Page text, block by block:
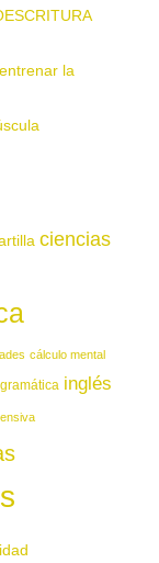
la
ciencias
cálculo mental
gramática inglés